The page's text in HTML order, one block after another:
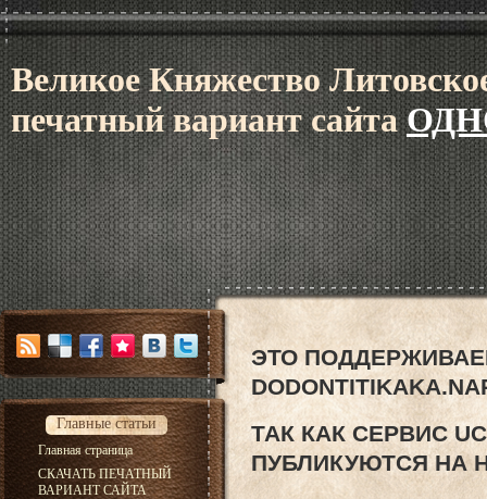
Великое Княжество
печатный вариант сайта
Главные статьи
Главная страница
СКАЧАТЬ ПЕЧАТНЫЙ
ВАРИАНТ САЙТА
ЭТО
ТАК КАК СЕРВИС
ПУБЛИКУЮТСЯ НА